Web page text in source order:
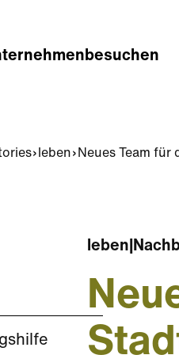
besuchen
leben Neues Team
leben